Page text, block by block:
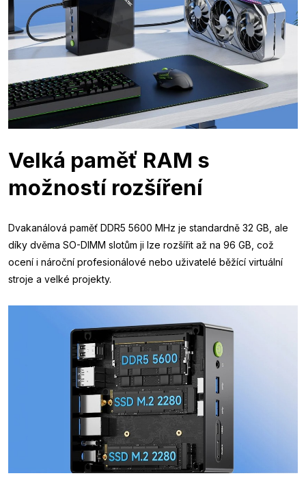
Velká paměť RAM s
možností rozšíření
Dvakanálová paměť DDR5 5600 MHz je standardně 32 GB, ale
díky dvěma SO-DIMM slotům ji lze rozšířit až na 96 GB, což
ocení i nároční profesionálové nebo uživatelé běžící virtuální
stroje a velké projekty.